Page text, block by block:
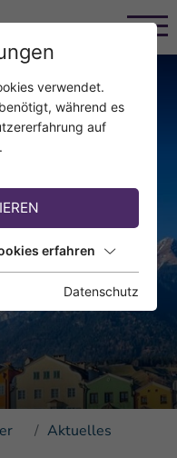
Aktuelles
verwendet.
während es
auf
erfahren
Datenschutz